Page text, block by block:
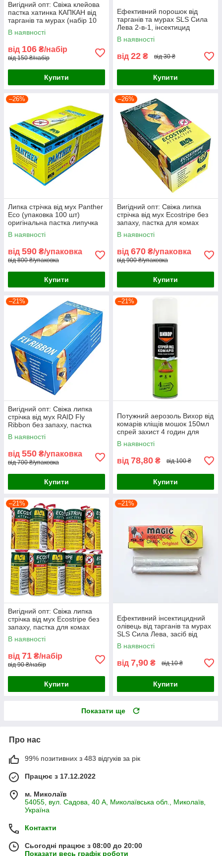
Вигідний опт: Свіжа клейова
пастка хатинка КАПКАН від
тарганів та мурах (набір 10
шт)
В наявності
від 106 ₴/набір
від 150 ₴/набір
Купити
Ефективний порошок від
тарганів та мурах SLS Сила
Лева 2-в-1, інсектицид
концентрат (20 г)
В наявності
від 22 ₴ від 30 ₴
Купити
–26%
Липка стрічка від мух Panther
Eco (упаковка 100 шт)
оригінальна пастка липучка
оптом Чехія
В наявності
від 590 ₴/упаковка
від 800 ₴/упаковка
Купити
–26%
Вигідний опт: Свіжа липка
стрічка від мух Ecostripe без
запаху, пастка для комах
(упаковка 100 шт)
В наявності
від 670 ₴/упаковка
від 900 ₴/упаковка
Купити
–21%
Вигідний опт: Свіжа липка
стрічка від мух RAID Fly
Ribbon без запаху, пастка
для комах (упаковка 100 шт)
В наявності
від 550 ₴/упаковка
від 700 ₴/упаковка
Купити
–21%
Потужний аерозоль Вихор від
комарів кліщів мошок 150мл
спрей захист 4 годин для
дітей та дорослих природа
рибалка відпочинок
В наявності
від 78,80 ₴ від 100 ₴
Купити
–21%
Вигідний опт: Свіжа липка
стрічка від мух Ecostripe без
запаху, пастка для комах
(набір 10 шт)
В наявності
від 71 ₴/набір
від 90 ₴/набір
Купити
–21%
Ефективний інсектицидний
олівець від тарганів та мурах
SLS Сила Лева, засіб від
комах (2 крейди)
В наявності
від 7,90 ₴ від 10 ₴
Купити
Показати ще
Про нас
99% позитивних з 483 відгуків за рік
Працює з 17.12.2022
м. Миколаїв
54055, вул. Садова, 40 А, Миколаївська обл., Миколаїв,
Україна
Контакти
Сьогодні працює з 08:00 до 20:00
Показати весь графік роботи